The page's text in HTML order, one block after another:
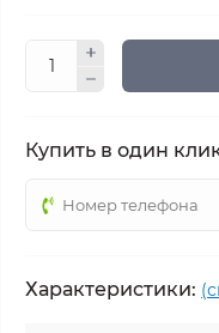
Купить в один
Характеристики: